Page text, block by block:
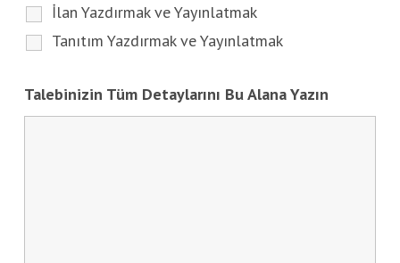
İlan Yazdırmak ve Yayınlatmak
Tanıtım Yazdırmak ve Yayınlatmak
Talebinizin Tüm Detaylarını Bu Alana Yazın